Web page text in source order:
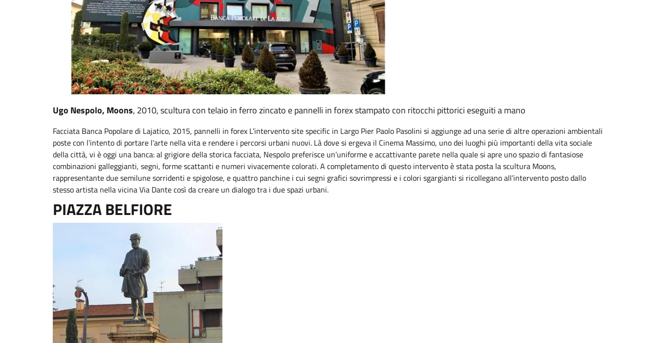
Ugo Nespolo, Moons, 2010, scultura con telaio in ferro zincato e pannelli in forex stampato con ritocchi pittorici eseguiti a mano
Facciata Banca Popolare di Lajatico, 2015, pannelli in forex L’intervento site specific in Largo Pier Paolo Pasolini si aggiunge ad una serie di altre operazioni ambientali
poste con l’intento di portare l’arte nella vita e rendere i percorsi urbani nuovi. Là dove si ergeva il Cinema Massimo, uno dei luoghi più importanti della vita sociale
della città, vi è oggi una banca: al grigiore della storica facciata, Nespolo preferisce un’uniforme e accattivante parete nella quale si apre uno spazio di fantasiose
combinazioni galleggianti, segni, forme scattanti e numeri vivacemente colorati. A completamento di questo intervento è stata posta la scultura Moons,
rappresentante due semilune sorridenti e spigolose, e quattro panchine i cui segni grafici sovrimpressi e i colori sgargianti si ricollegano all’intervento posto dallo
stesso artista nella vicina Via Dante così da creare un dialogo tra i due spazi urbani.
PIAZZA BELFIORE